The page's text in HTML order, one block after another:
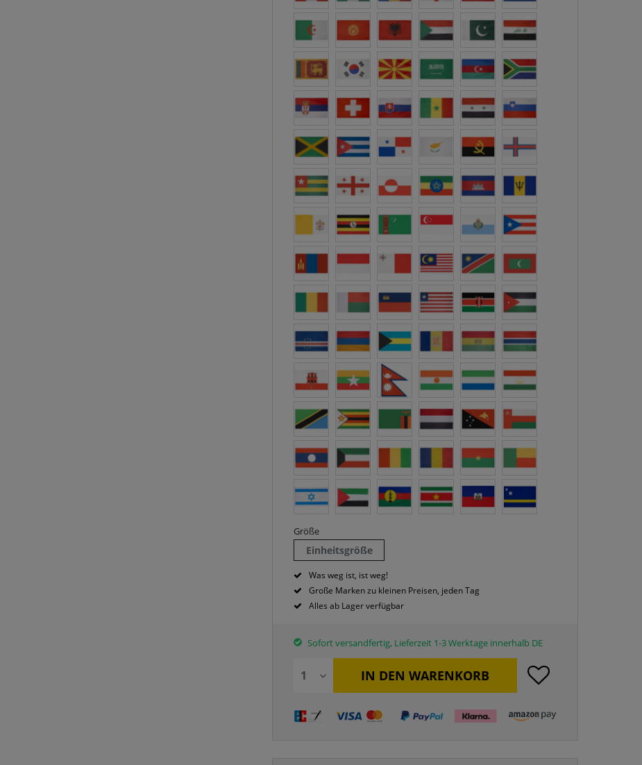
Größe
Einheitsgröße
Was weg ist, ist weg!
Große Marken zu kleinen Preisen, jeden Tag
Alles ab Lager verfügbar
Sofort versandfertig, Lieferzeit 1-3 Werktage innerhalb DE
IN DEN WARENKORB